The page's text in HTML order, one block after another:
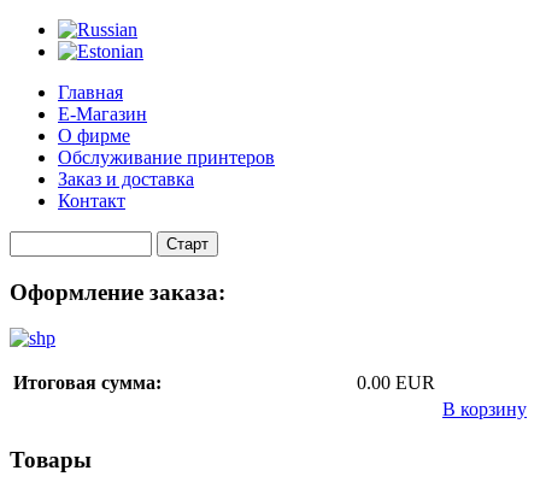
Главная
Е-Магазин
О фирме
Обслуживание принтеров
Заказ и доставка
Контакт
Оформление заказа:
Итоговая сумма:
0.00 EUR
В корзину
Товары